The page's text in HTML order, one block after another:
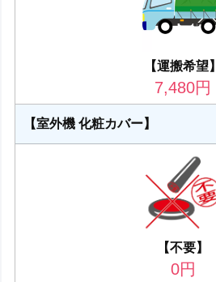
【運搬希望】
7,480円
【室外機 化粧カバー】
【不要】
0円